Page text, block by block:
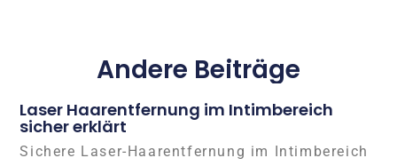
Andere Beiträge
Laser Haarentfernung im Intimbereich
sicher erklärt
Sichere Laser-Haarentfernung im Intimbereich